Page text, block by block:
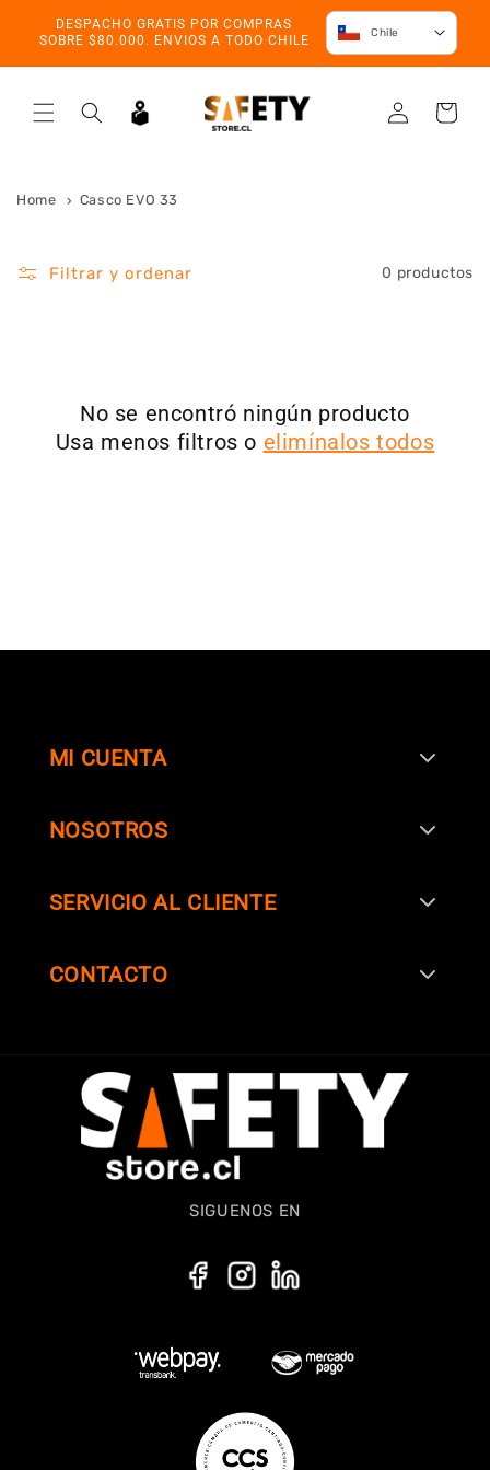
Ir directamente
al contenido
DESPACHO GRATIS POR COMPRAS
SOBRE $80.000. ENVIOS A TODO CHILE
Chile
Iniciar
sesión
Carrito
Home Casco EVO 33
Filtrar y ordenar 0 productos
No se encontró ningún producto
Usa menos filtros o elimínalos todos
CONTACTO
SERVICIO AL CLIENTE
NOSOTROS
MI CUENTA
SIGUENOS EN